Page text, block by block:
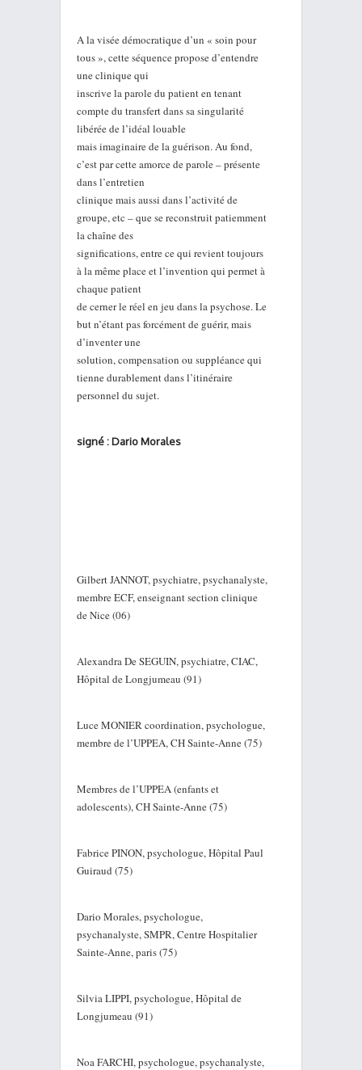
A la visée démocratique d’un « soin pour
tous », cette séquence propose d’entendre
une clinique qui
inscrive la parole du patient en tenant
compte du transfert dans sa singularité
libérée de l’idéal louable
mais imaginaire de la guérison. Au fond,
c’est par cette amorce de parole – présente
dans l’entretien
clinique mais aussi dans l’activité de
groupe, etc – que se reconstruit patiemment
la chaîne des
significations, entre ce qui revient toujours
à la même place et l’invention qui permet à
chaque patient
de cerner le réel en jeu dans la psychose. Le
but n’étant pas forcément de guérir, mais
d’inventer une
solution, compensation ou suppléance qui
tienne durablement dans l’itinéraire
personnel du sujet.
signé : Dario Morales
Gilbert JANNOT, psychiatre, psychanalyste,
membre ECF, enseignant section clinique
de Nice (06)
Alexandra De SEGUIN, psychiatre, CIAC,
Hôpital de Longjumeau (91)
Luce MONIER coordination, psychologue,
membre de l’UPPEA, CH Sainte-Anne (75)
Membres de l’UPPEA (enfants et
adolescents), CH Sainte-Anne (75)
Fabrice PINON, psychologue, Hôpital Paul
Guiraud (75)
Dario Morales, psychologue,
psychanalyste, SMPR, Centre Hospitalier
Sainte-Anne, paris (75)
Silvia LIPPI, psychologue, Hôpital de
Longjumeau (91)
Noa FARCHI, psychologue, psychanalyste,